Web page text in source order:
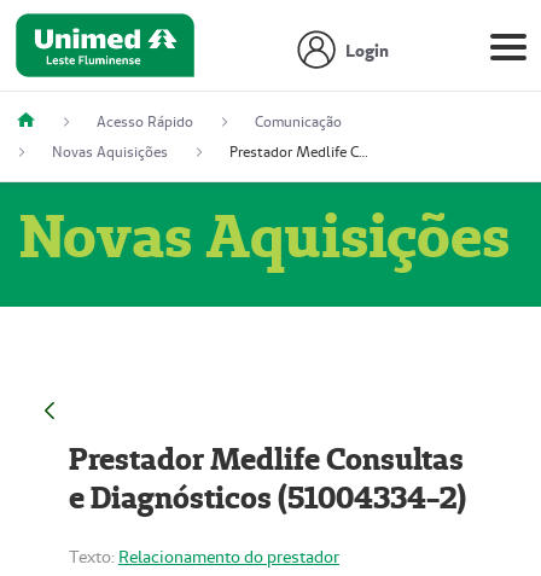
Login
Acesso Rápido
Comunicação
Novas Aquisições
Prestador Medlife Consultas e Diagnósticos (51004334-2)
Novas Aquisições
Prestador Medlife Consultas
e Diagnósticos (51004334-2)
Texto: Relacionamento do prestador